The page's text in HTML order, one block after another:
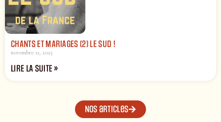
CHANTS ET MARIAGES (2) LE SUD !
novembre 11, 2025
LIRE LA SUITE »
Nos articles